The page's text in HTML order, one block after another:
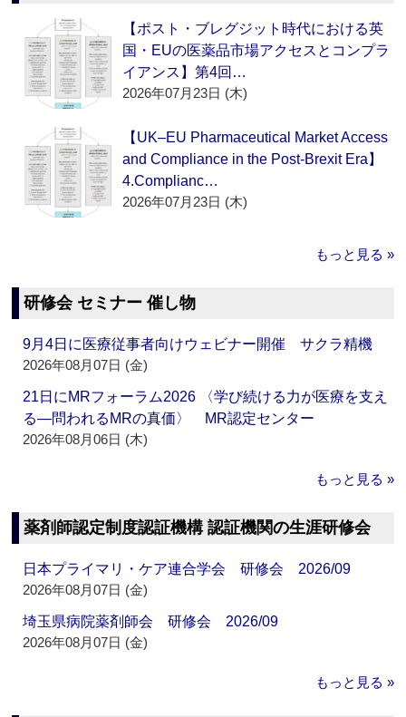
【ポスト・ブレグジット時代における英
国・EUの医薬品市場アクセスとコンプラ
イアンス】第4回…
2026年07月23日 (木)
【UK–EU Pharmaceutical Market Access
and Compliance in the Post-Brexit Era】
4.Complianc…
2026年07月23日 (木)
もっと見る »
研修会 セミナー 催し物
9月4日に医療従事者向けウェビナー開催 サクラ精機
2026年08月07日 (金)
21日にMRフォーラム2026 〈学び続ける力が医療を支え
る―問われるMRの真価〉 MR認定センター
2026年08月06日 (木)
もっと見る »
薬剤師認定制度認証機構 認証機関の生涯研修会
日本プライマリ・ケア連合学会 研修会 2026/09
2026年08月07日 (金)
埼玉県病院薬剤師会 研修会 2026/09
2026年08月07日 (金)
もっと見る »